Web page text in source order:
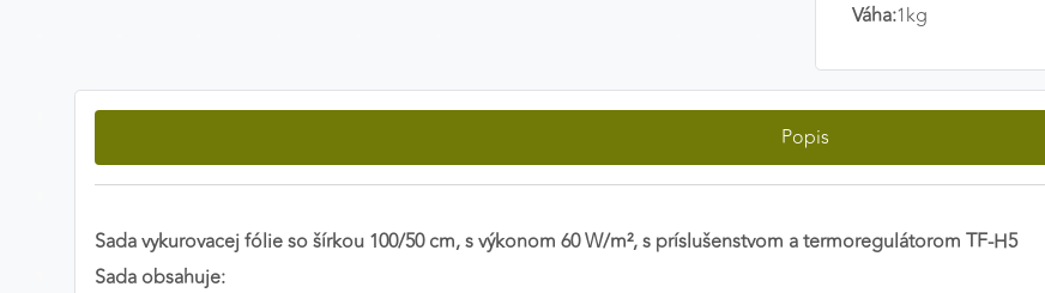
Váha:1kg
Popis
Sada vykurovacej fólie so šírkou 100/50 cm, s výkonom 60 W/m², s príslušenstvom a termoregulátorom TF-H5
Sada obsahuje:
pohodlnejšie používanie webovej stránky.